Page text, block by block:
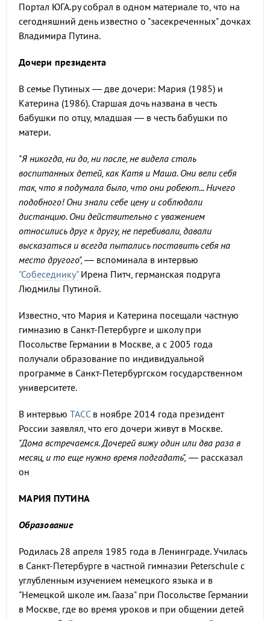
Портал ЮГА.ру собрал в одном материале то, что на
сегодняшний день известно о "засекреченных" дочках
Владимира Путина.
Дочери президента
В семье Путиных — две дочери: Мария (1985) и
Катерина (1986). Старшая дочь названа в честь
бабушки по отцу, младшая — в честь бабушки по
матери.
"Я никогда, ни до, ни после, не видела столь
воспитанных детей, как Катя и Маша. Они вели себя
так, что я подумала было, что они робеют... Ничего
подобного! Они знали себе цену и соблюдали
дистанцию. Они действительно с уважением
относились друг к другу, не перебивали, давали
высказаться и всегда пытались поставить себя на
место другого", — вспоминала в интервью
"Собеседнику"Ирена Питч, германская подруга
Людмилы Путиной.
Известно, что Мария и Катерина посещали частную
гимназию в Санкт-Петербурге и школу при
Посольстве Германии в Москве, а с 2005 года
получали образование по индивидуальной
программе в Санкт-Петербургском государственном
университете.
В интервью ТАССв ноябре 2014 года президент
России заявлял, что его дочери живут в Москве.
"Дома встречаемся. Дочерей вижу один или два раза в
месяц, и то еще нужно время подгадать", — рассказал
он
МАРИЯ ПУТИНА
Образование
Родилась 28 апреля 1985 года в Ленинграде. Училась
в Санкт-Петербурге в частной гимназии Peterschule с
углубленным изучением немецкого языка и в
"Немецкой школе им. Гааза" при Посольстве Германии
в Москве, где во время уроков и при общении детей